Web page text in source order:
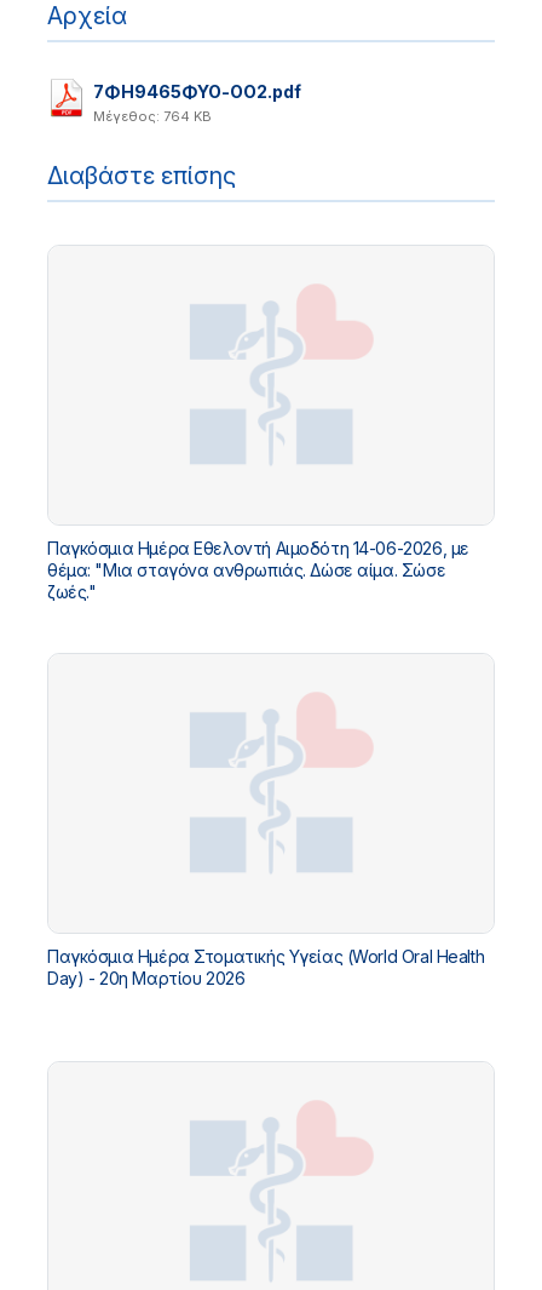
Αρχεία
7ΦΗ9465ΦΥΟ-ΟΟ2.pdf
Μέγεθος: 764 KB
Διαβάστε επίσης
Παγκόσμια Ημέρα Εθελοντή Αιμοδότη 14-06-2026, με
θέμα: "Μια σταγόνα ανθρωπιάς. Δώσε αίμα. Σώσε
ζωές."
Παγκόσμια Ημέρα Στοματικής Υγείας (World Oral Health
Day) - 20η Μαρτίου 2026